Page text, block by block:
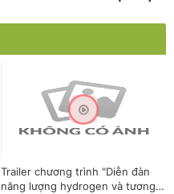
Trailer chương trình "Diễn đàn
năng lượng hydrogen và tương